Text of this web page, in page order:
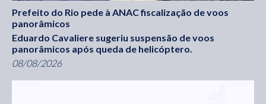
Prefeito do Rio pede à ANAC fiscalização de voos
panorâmicos
Eduardo Cavaliere sugeriu suspensão de voos
panorâmicos após queda de helicóptero.
08/08/2026